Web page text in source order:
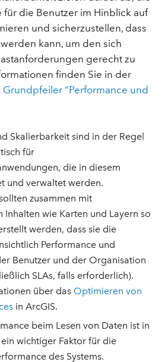
für die Benutzer im Hinblick auf
und sicherzustellen, dass
kann, um den sich
gerecht zu
finden Sie in der
“Performance und
Skalierbarkeit sind in der Regel
für
die in diesem
und verwaltet werden.
zusammen mit
Inhalten wie Karten und Layern so
werden, dass sie die
Performance und
Benutzer und der Organisation
SLAs, falls erforderlich).
über das Optimieren von
in ArcGIS.
beim Lesen von Daten ist in
wichtiger Faktor für die
des Systems.